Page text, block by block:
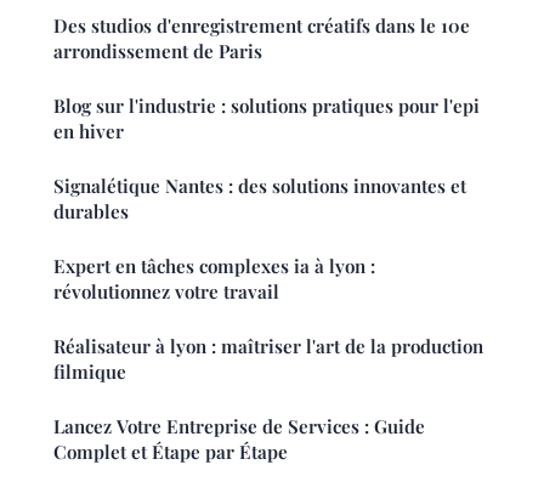
Des studios d'enregistrement créatifs dans le 10e
arrondissement de Paris
Blog sur l'industrie : solutions pratiques pour l'epi
en hiver
Signalétique Nantes : des solutions innovantes et
durables
Expert en tâches complexes ia à lyon :
révolutionnez votre travail
Réalisateur à lyon : maîtriser l'art de la production
filmique
Lancez Votre Entreprise de Services : Guide
Complet et Étape par Étape